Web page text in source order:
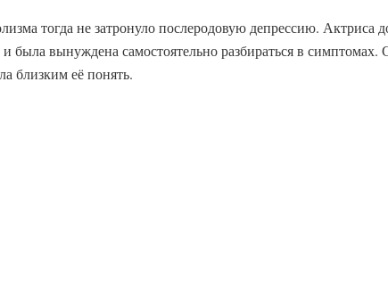
тогда не затронуло послеродовую депрессию. Актриса
была вынуждена самостоятельно разбираться в
близким её понять.